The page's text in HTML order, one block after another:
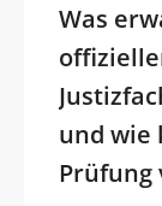
Was
und wie
Prüfung